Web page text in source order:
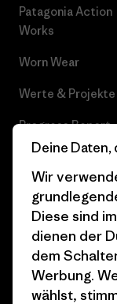
Patagonia Action
Works
Worn Wear
Werte & Projekte
Progress Report
Business Unusual
Klimaziele
1% For The Planet
Wie wir
Deine Daten,
Wir
Diese sind
dienen der
dem
Werbung.
wählst,